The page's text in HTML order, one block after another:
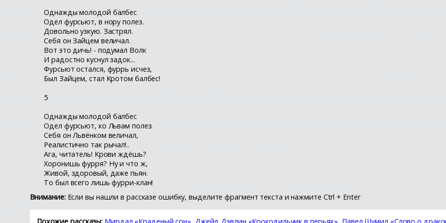
Однажды молодой балбес
Одел фурсьют, в нору полез.
Довольно узкую. Застрял.
Себя он Зайцем величал.
Вот это дичь! - подумал Волк
И радостно куснул задок...
Фурсьют остался, фуррь исчез,
Был Зайцем, стал Кротом балбес!
5
Однажды молодой балбес
Одел фурсьют, ко Львам полез.
Себя он Львёнком величал,
Реалистично так рычал!..
Ага, читатель! Крови ждёшь?
Хоронишь фурря? Ну и что ж,
Живой, здоровый, даже пьян.
То был всего лишь фурри-клан!
Внимание: Если вы нашли в рассказе ошибку, выделите фрагмент текста и нажмите Ctrl + Enter